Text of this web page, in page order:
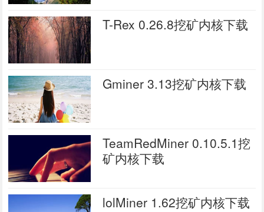
T-Rex 0.26.8挖矿内核下载
Gminer 3.13挖矿内核下载
TeamRedMiner 0.10.5.1挖
矿内核下载
lolMiner 1.62挖矿内核下载